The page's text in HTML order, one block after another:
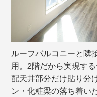
ルーフバルコニーと隣
用。2階だから実現す
配天井部分だけ貼り分
ン・化粧梁の落ち着い